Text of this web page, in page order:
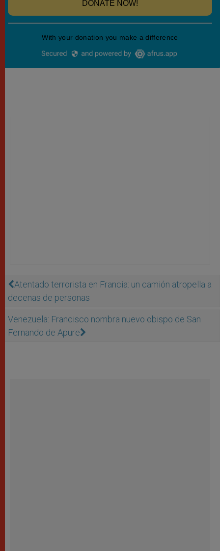
Atentado terrorista en Francia: un camión atropella a
decenas de personas
Venezuela: Francisco nombra nuevo obispo de San
Fernando de Apure